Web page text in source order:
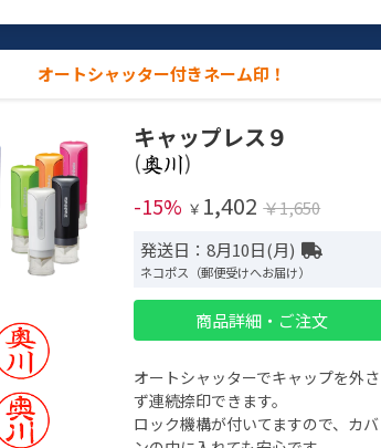
オートシャッター付きネーム印！
キャップレス９
(
)
-15% ￥ 1,402 ￥1,650
発送日：8月10日(月)
ネコポス（郵便受けへお届け）
商品詳細・ご注文
オートシャッターでキャップを外さ
ず連続捺印できます。
ロック機構が付いてますので、カバ